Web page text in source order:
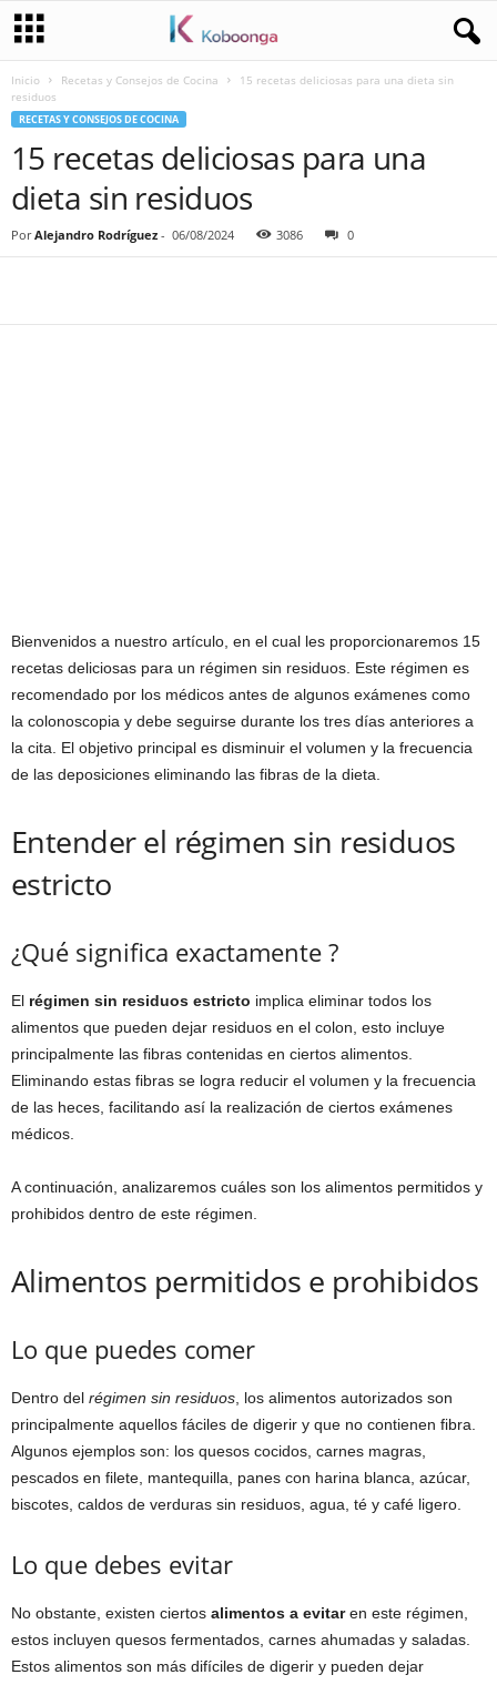
Inicio Recetas y Consejos de Cocina
15 recetas deliciosas para una dieta sin
residuos
RECETAS Y CONSEJOS DE COCINA
15 recetas deliciosas para una
dieta sin residuos
Por Alejandro Rodríguez - 06/08/2024 3086 0
Bienvenidos a nuestro artículo, en el cual les proporcionaremos 15
recetas deliciosas para un régimen sin residuos. Este régimen es
recomendado por los médicos antes de algunos exámenes como
la colonoscopia y debe seguirse durante los tres días anteriores a
la cita. El objetivo principal es disminuir el volumen y la frecuencia
de las deposiciones eliminando las fibras de la dieta.
Entender el régimen sin residuos
estricto
¿Qué significa exactamente ?
El régimen sin residuos estricto implica eliminar todos los
alimentos que pueden dejar residuos en el colon, esto incluye
principalmente las fibras contenidas en ciertos alimentos.
Eliminando estas fibras se logra reducir el volumen y la frecuencia
de las heces, facilitando así la realización de ciertos exámenes
médicos.
A continuación, analizaremos cuáles son los alimentos permitidos y
prohibidos dentro de este régimen.
Alimentos permitidos e prohibidos
Lo que puedes comer
Dentro del régimen sin residuos , los alimentos autorizados son
principalmente aquellos fáciles de digerir y que no contienen fibra.
Algunos ejemplos son: los quesos cocidos, carnes magras,
pescados en filete, mantequilla, panes con harina blanca, azúcar,
biscotes, caldos de verduras sin residuos, agua, té y café ligero.
Lo que debes evitar
No obstante, existen ciertos alimentos a evitaren este régimen,
estos incluyen quesos fermentados, carnes ahumadas y saladas.
Estos alimentos son más difíciles de digerir y pueden dejar